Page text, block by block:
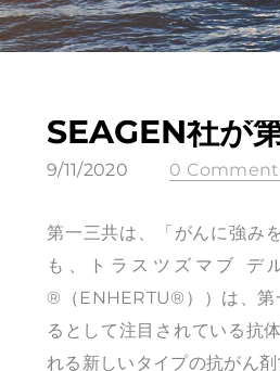
SEAGEN社が
9/11/2020 0
第一三共は、「がんに強み
も、トラスツズマブ デ
®（ENHERTU®））は、第
るとして注目されている
れる新しいタイプの抗がん剤